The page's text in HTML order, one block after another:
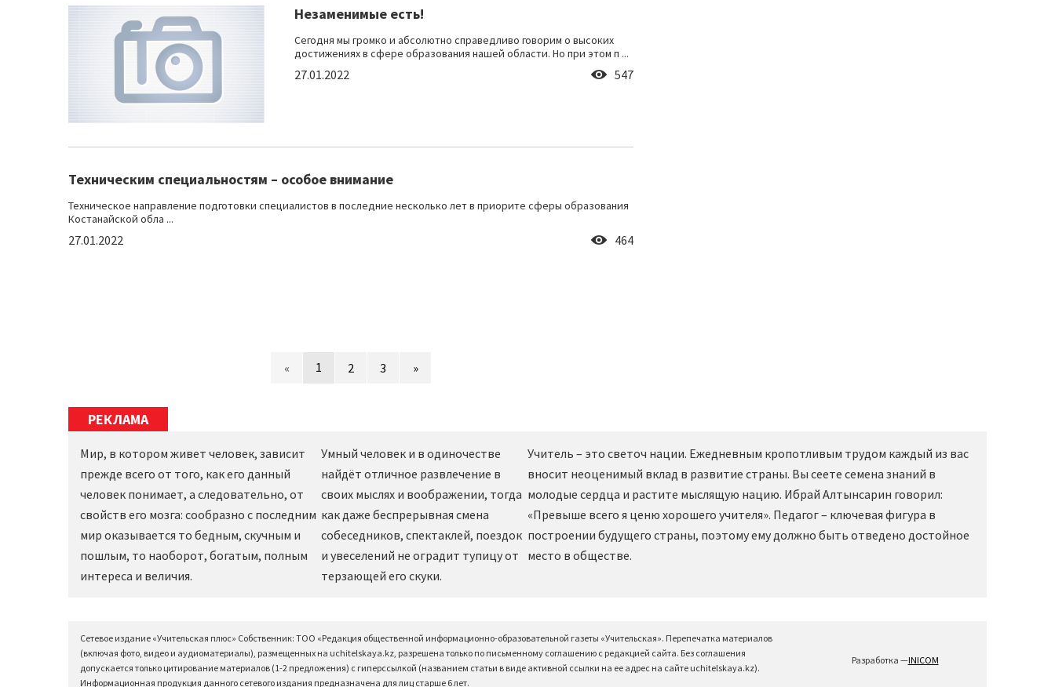
Незаменимые есть!
Сегодня мы громко и абсолютно справедливо говорим о высоких
достижениях в сфере образования нашей области. Но при этом п ...
27.01.2022 547
Техническим специальностям – особое внимание
Техническое направление подготовки специалистов в последние несколько лет в приорите сферы образования
Костанайской обла ...
27.01.2022 464
« 1 2 3 »
РЕКЛАМА
Мир, в котором живет человек, зависит
прежде всего от того, как его данный
человек понимает, а следовательно, от
свойств его мозга: сообразно с последним
мир оказывается то бедным, скучным и
пошлым, то наоборот, богатым, полным
интереса и величия.
Умный человек и в одиночестве
найдёт отличное развлечение в
своих мыслях и воображении, тогда
как даже беспрерывная смена
собеседников, спектаклей, поездок
и увеселений не оградит тупицу от
терзающей его скуки.
Учитель – это светоч нации. Ежедневным кропотливым трудом каждый из вас
вносит неоценимый вклад в развитие страны. Вы сеете семена знаний в
молодые сердца и растите мыслящую нацию. Ибрай Алтынсарин говорил:
«Превыше всего я ценю хорошего учителя». Педагог – ключевая фигура в
построении будущего страны, поэтому ему должно быть отведено достойное
место в обществе.
Сетевое издание «Учительская плюс» Собственник: ТОО «Редакция общественной информационно-образовательной газеты «Учительская». Перепечатка материалов
(включая фото, видео и аудиоматериалы), размещенных на uchitelskaya.kz, разрешена только по письменному соглашению с редакцией сайта. Без соглашения
допускается только цитирование материалов (1-2 предложения) с гиперссылкой (названием статьи в виде активной ссылки на ее адрес на сайте uchitelskaya.kz).
Информационная продукция данного сетевого издания предназначена для лиц старше 6 лет.
Разработка —INICOM